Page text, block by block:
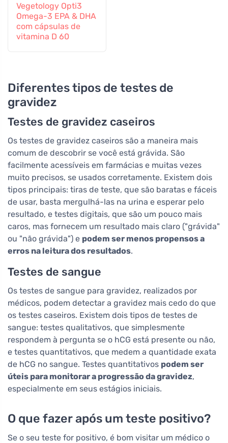
Vegetology Opti3
Omega-3 EPA & DHA
com cápsulas de
vitamina D 60
Diferentes tipos de testes de
gravidez
Testes de gravidez caseiros
Os testes de gravidez caseiros são a maneira mais
comum de descobrir se você está grávida. São
facilmente acessíveis em farmácias e muitas vezes
muito precisos, se usados corretamente. Existem dois
tipos principais: tiras de teste, que são baratas e fáceis
de usar, basta mergulhá-las na urina e esperar pelo
resultado, e testes digitais, que são um pouco mais
caros, mas fornecem um resultado mais claro ("grávida"
ou "não grávida") e podem ser menos propensos a
erros na leitura dos resultados.
Testes de sangue
Os testes de sangue para gravidez, realizados por
médicos, podem detectar a gravidez mais cedo do que
os testes caseiros. Existem dois tipos de testes de
sangue: testes qualitativos, que simplesmente
respondem à pergunta se o hCG está presente ou não,
e testes quantitativos, que medem a quantidade exata
de hCG no sangue. Testes quantitativos podem ser
úteis para monitorar a progressão da gravidez,
especialmente em seus estágios iniciais.
O que fazer após um teste positivo?
Se o seu teste for positivo, é bom visitar um médico o